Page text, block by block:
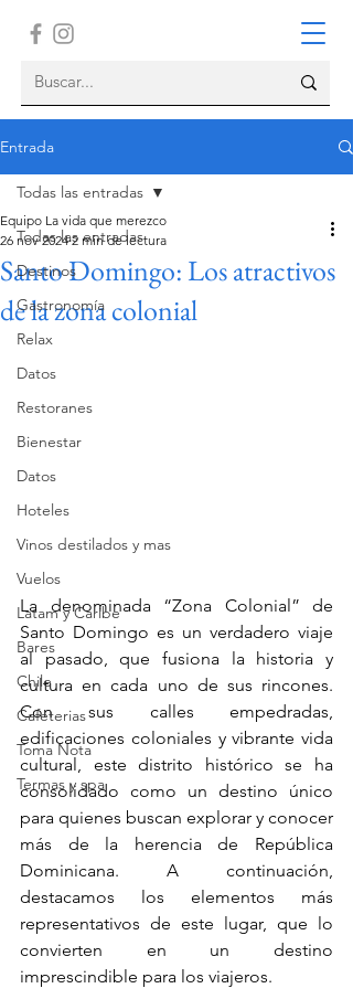
Entrada
Todas las entradas
Destinos
Gastronomía
Relax
Datos
Restoranes
Bienestar
Datos
Hoteles
Vinos destilados y mas
Vuelos
Latam y Caribe
Bares
Chile
Cafeterias
Toma Nota
Termas y spa
Todas las entradas
Santo Domingo: Los atractivos
de la zona colonial
Equipo La vida que merezco
26 nov 2024 2 min de lectura
La denominada “Zona Colonial” de
Santo Domingo es un verdadero viaje
al pasado, que fusiona la historia y
cultura en cada uno de sus rincones.
Con sus calles empedradas,
edificaciones coloniales y vibrante vida
cultural, este distrito histórico se ha
consolidado como un destino único
para quienes buscan explorar y conocer
más de la herencia de República
Dominicana. A continuación,
destacamos los elementos más
representativos de este lugar, que lo
convierten en un destino
imprescindible para los viajeros.